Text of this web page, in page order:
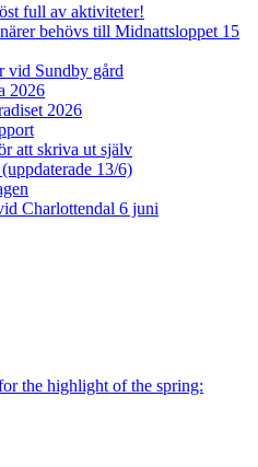
full av aktiviteter!
behövs till Midnattsloppet 15
vid Sundby gård
2026
2026
att skriva ut själv
13/6)
Charlottendal 6 juni
the highlight of the spring: